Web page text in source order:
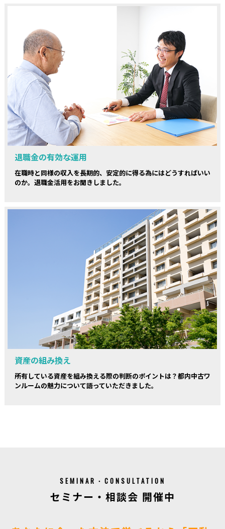
退職金の有効な運用
在職時と同様の収入を長期的、安定的に得る為にはどうすればいい
のか。退職金活用をお聞きしました。
資産の組み換え
所有している資産を組み換える際の判断のポイントは？都内中古ワ
ンルームの魅力について語っていただきました。
SEMINAR・CONSULTATION
セミナー・相談会 開催中